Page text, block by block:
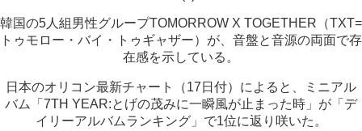
韓国の5人組男性グループTOMORROW X TOGETHER（TXT=
トゥモロー・バイ・トゥギャザー）が、音盤と音源の両面で存
在感を示している。
日本のオリコン最新チャート（17日付）によると、ミニアル
バム「7TH YEAR:とげの茂みに一瞬風が止まった時」が「デ
イリーアルバムランキング」で1位に返り咲いた。